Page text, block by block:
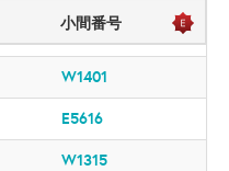
小間番号
W1401
E5616
W1315